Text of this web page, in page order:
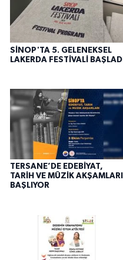
SİNOP'TA 5. GELENEKSEL
LAKERDA FESTİVALİ BAŞLADI
TERSANE’DE EDEBİYAT,
TARİH VE MÜZİK AKŞAMLARI
BAŞLIYOR